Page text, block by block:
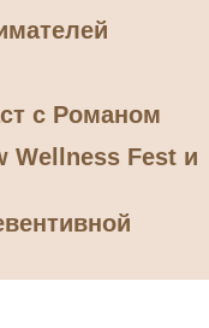
Wellness Fest и
с Романом